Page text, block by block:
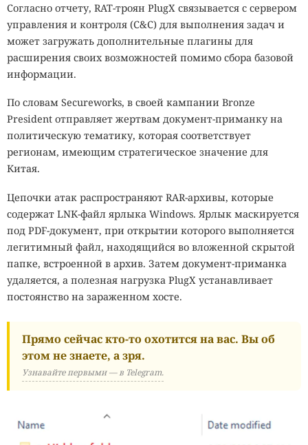
Согласно отчету, RAT-троян PlugX связывается с сервером
управления и контроля (C&C) для выполнения задач и
может загружать дополнительные плагины для
расширения своих возможностей помимо сбора базовой
информации.
По словам Secureworks, в своей кампании Bronze
President отправляет жертвам документ-приманку на
политическую тематику, которая соответствует
регионам, имеющим стратегическое значение для
Китая.
Цепочки атак распространяют RAR-архивы, которые
содержат LNK-файл ярлыка Windows. Ярлык маскируется
под PDF-документ, при открытии которого выполняется
легитимный файл, находящийся во вложенной скрытой
папке, встроенной в архив. Затем документ-приманка
удаляется, а полезная нагрузка PlugX устанавливает
постоянство на зараженном хосте.
Прямо сейчас кто-то охотится на вас. Вы об
этом не знаете, а зря.
Узнавайте первыми — в Telegram.